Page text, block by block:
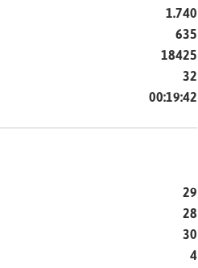
1.740
635
18425
32
00:19:42
29
28
30
4